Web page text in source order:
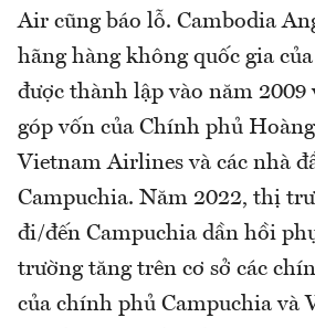
Air cũng báo lỗ. Cambodia
hãng hàng không quốc gia
được thành lập vào năm 2009
góp vốn của Chính phủ
Vietnam Airlines và các nhà
Campuchia. Năm 2022, thị
đi/đến Campuchia dần hồi
trường tăng trên cơ sở các
của chính phủ Campuchia và